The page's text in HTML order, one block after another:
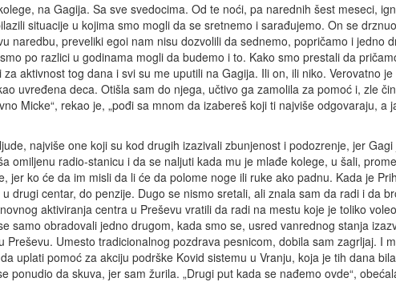
na Gagija. Sa sve svedocima. Od te noći, pa narednih šest meseci,
situacije u kojima smo mogli da se sretnemo i sarađujemo. On se
naredbu, preveliki egoi nam nisu dozvolili da sednemo, popričamo i jedno
po razlici u godinama mogli da budemo i to. Kako smo prestali da
aktivnost tog dana i svi su me uputili na Gagija. Ili on, ili niko. Verovatno
uvređena deca. Otišla sam do njega, učtivo ga zamolila za pomoć i, zle
Micke“, rekao je, „pođi sa mnom da izabereš koji ti najviše odgovaraju, a
najviše one koji su kod drugih izazivali zbunjenost i podozrenje, jer
omiljenu radio-stanicu i da se naljuti kada mu je mlađe kolege, u šali,
jer ko će da im misli da li će da polome noge ili ruke ako padnu. Kada je
drugi centar, do penzije. Dugo se nismo sretali, ali znala sam da radi i da
aktiviranja centra u Preševu vratili da radi na mestu koje je toliko
samo obradovali jedno drugom, kada smo se, usred vanrednog stanja
Umesto tradicionalnog pozdrava pesnicom, dobila sam zagrljaj. I
uplati pomoć za akciju podrške Kovid sistemu u Vranju, koja je tih dana
ponudio da skuva, jer sam žurila. „Drugi put kada se nađemo ovde“,